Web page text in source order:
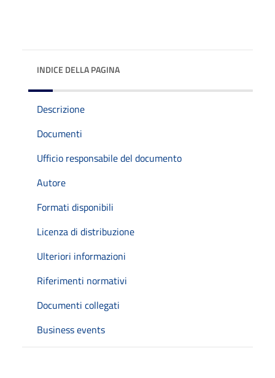
INDICE DELLA PAGINA
Descrizione
Documenti
Ufficio responsabile del documento
Autore
Formati disponibili
Licenza di distribuzione
Ulteriori informazioni
Riferimenti normativi
Documenti collegati
Business events